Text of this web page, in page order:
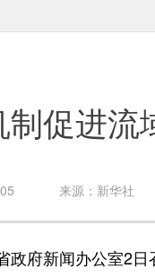
促进流
来源：新华社
府新闻办公室2日